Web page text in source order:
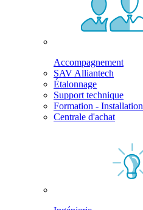
Accompagnement
SAV Alliantech
Étalonnage
Support technique
Formation - Installation
Centrale d'achat